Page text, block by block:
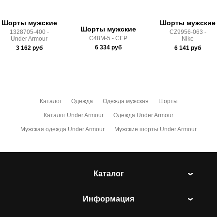
условиямиоплаты доставки
Шорты мужские
1328705-400 -
Under Armour
3 162руб
Шорты мужские
C48M-5 - CEP
6 334 руб
Шорты мужские
CZ9956-063 -
Nike
6 141 руб
Каталог Одежда Одежда мужская Шорты
Каталог Under Armour Одежда Under Armour
Мужская одежда Under Armour Мужские шорты Under Armour
Каталог
Информация